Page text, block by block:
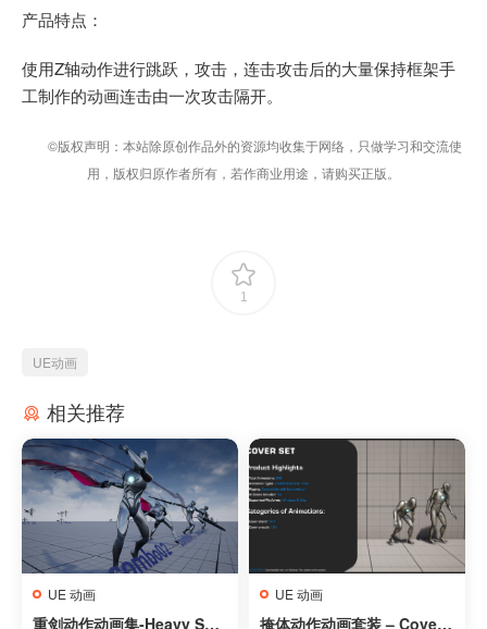
产品特点：
使用Z轴动作进行跳跃，攻击，连击攻击后的大量保持框架手
工制作的动画连击由一次攻击隔开。
©版权声明：本站除原创作品外的资源均收集于网络，只做学习和交流使
用，版权归原作者所有，若作商业用途，请购买正版。
1
UE动画
相关推荐
UE 动画
重剑动作动画集-Heavy Swo
UE 动画
掩体动作动画套装 – Cover